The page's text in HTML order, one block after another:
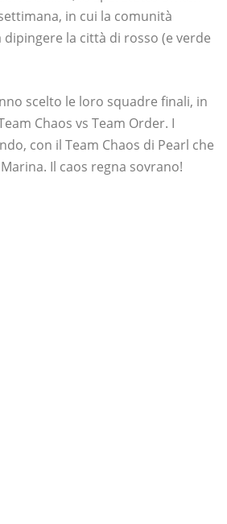
in cui la comunità
la città di rosso (e verde
scelto le loro squadre finali, in
Chaos vs Team Order. I
con il Team Chaos di Pearl che
Il caos regna sovrano!